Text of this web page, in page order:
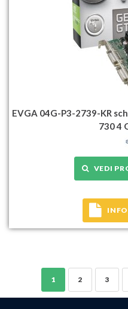
EVGA 04G-P3-2739-KR
730 4
VEDI
1 2 3